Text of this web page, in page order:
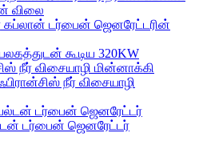
கப்லான் டர்பைன் ஜெனரேட்டரின்
நீர் விசையாழி
டர்பைன் ஜெனரேட்டர்